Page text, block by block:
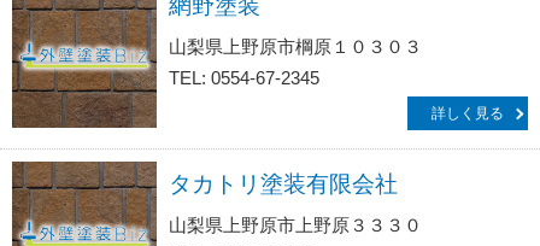
網野塗装
山梨県上野原市棡原１０３０３
TEL: 0554-67-2345
詳しく見る
タカトリ塗装有限会社
山梨県上野原市上野原３３３０